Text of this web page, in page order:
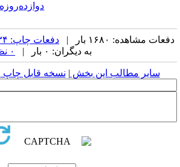
دفعات مشاهده: ۱۶۸۰ بار | دفعات چاپ: ۴۳۴ بار
به دیگران: ۰ بار |
سایر مطالب این بخش | نسخه قابل چاپ|